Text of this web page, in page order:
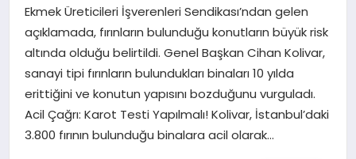
MAGAZIN
SAĞLIK
TEKNOLOJI
Ekmek Üreticileri İşverenleri Sendikası’ndan gelen
açıklamada, fırınların bulunduğu konutların büyük risk
altında olduğu belirtildi. Genel Başkan Cihan Kolivar,
sanayi tipi fırınların bulundukları binaları 10 yılda
erittiğini ve konutun yapısını bozduğunu vurguladı.
Acil Çağrı: Karot Testi Yapılmalı! Kolivar, İstanbul’daki
3.800 fırının bulunduğu binalara acil olarak…